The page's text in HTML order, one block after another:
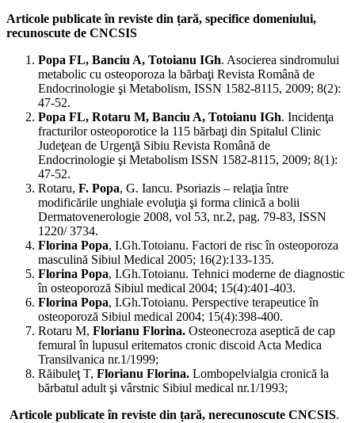
Articole publicate în reviste din țară, specifice domeniului,
recunoscute de CNCSIS
Popa FL, Banciu A, Totoianu IGh. Asocierea sindromului
metabolic cu osteoporoza la bărbaţi Revista Română de
Endocrinologie şi Metabolism, ISSN 1582-8115, 2009; 8(2):
47-52.
Popa FL, Rotaru M, Banciu A, Totoianu IGh. Incidenţa
fracturilor osteoporotice la 115 bărbaţi din Spitalul Clinic
Judeţean de Urgenţă Sibiu Revista Română de
Endocrinologie şi Metabolism ISSN 1582-8115, 2009; 8(1):
47-52.
Rotaru, F. Popa, G. Iancu. Psoriazis – relaţia între
modificările unghiale evoluţia şi forma clinică a bolii
Dermatovenerologie 2008, vol 53, nr.2, pag. 79-83, ISSN
1220/ 3734.
Florina Popa, I.Gh.Totoianu. Factori de risc în osteoporoza
masculină Sibiul Medical 2005; 16(2):133-135.
Florina Popa, I.Gh.Totoianu. Tehnici moderne de diagnostic
în osteoporoză Sibiul medical 2004; 15(4):401-403.
Florina Popa, I.Gh.Totoianu. Perspective terapeutice în
osteoporoză Sibiul medical 2004; 15(4):398-400.
Rotaru M, Florianu Florina. Osteonecroza aseptică de cap
femural în lupusul eritematos cronic discoid Acta Medica
Transilvanica nr.1/1999;
Răibuleţ T, Florianu Florina. Lombopelvialgia cronică la
bărbatul adult şi vârstnic Sibiul medical nr.1/1993;
Articole publicate în reviste din țară, nerecunoscute CNCSIS.